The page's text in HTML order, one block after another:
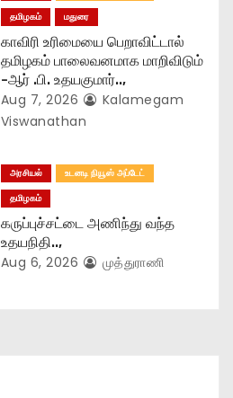
தமிழகம்
மதுரை
காவிரி உரிமையை பெறாவிட்டால்
தமிழகம் பாலைவனமாக மாறிவிடும்
-ஆர் .பி. உதயகுமார்..,
Aug 7, 2026
Kalamegam
Viswanathan
அரசியல்
உடனடி நியூஸ் அப்டேட்
தமிழகம்
கருப்புச்சட்டை அணிந்து வந்த
உதயநிதி..,
Aug 6, 2026 முத்துராணி